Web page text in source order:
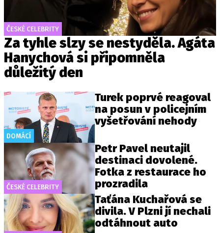
ČESKÉ CELEBRITY
Za tyhle slzy se nestyděla. Agáta
Hanychová si připomněla
důležitý den
DOMÁCÍ
Turek poprvé reagoval
na posun v policejním
vyšetřování nehody
ČESKÉ CELEBRITY
Petr Pavel neutajil
destinaci dovolené.
Fotka z restaurace ho
prozradila
Taťána Kuchařová se
divila. V Plzni jí nechali
odtáhnout auto